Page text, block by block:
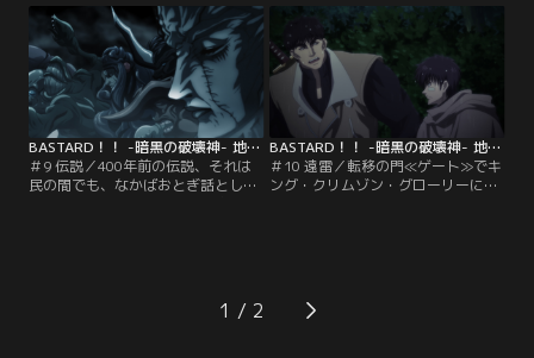
り、廃都へ先んじる方法はないかと
思案するヨーコや侍たちは、領主で
あるマーシ王子に屋敷の地下に呼び
出される。そこには400年前に滅ん
だ旧世界の文明で作られた、ある装
置があって…。
ラはカルの悲しい過去の記憶を追体
験するのだった。一方、キング・ク
リムゾン・グローリーに向かった魔
戦将軍たちは、空の上でとんでもな
い怪物に強襲されていた！
BASTARD！！ -暗黒の破壊神- 地獄の鎮魂歌編 第09話
＃9 伝説／400年前の伝説、それは
民の間でも、なかばおとぎ話として
亡した旧世界の伝説を。一方そのこ
ろ、ダーク・シュナイダー一行はキ
BASTARD！！ -暗黒の破壊神- 地獄の鎮魂歌編 第10話
＃10 遠雷／転移の門≪ゲート≫でキ
ング・クリムゾン・グローリーに降
ったダーク・シュナイダーとボルの
一騎打ちが始まるが、ダーク・シュ
1